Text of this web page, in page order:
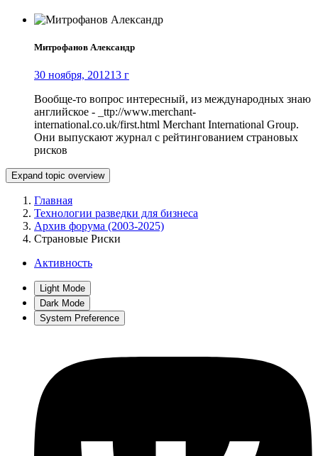
Митрофанов Александр
30 ноября, 201213 г
Вообще-то вопрос интересный, из международных знаю
английское - _ttp://www.merchant-
international.co.uk/first.html Merchant International Group.
Они выпускают журнал с рейтингованием страновых
рисков
Expand topic overview
Главная
Технологии разведки для бизнеса
Архив форума (2003-2025)
Страновые Риски
Активность
Light Mode
Dark Mode
System Preference